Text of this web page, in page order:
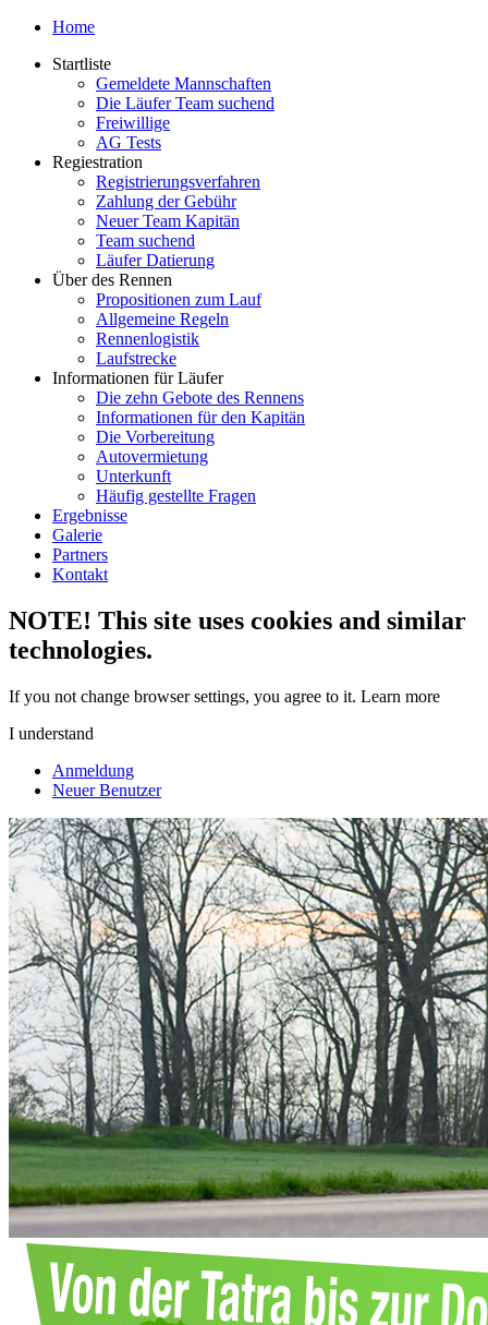
Home
Startliste
Gemeldete Mannschaften
Die Läufer Team suchend
Freiwillige
AG Tests
Regiestration
Registrierungsverfahren
Zahlung der Gebühr
Neuer Team Kapitän
Team suchend
Läufer Datierung
Über des Rennen
Propositionen zum Lauf
Allgemeine Regeln
Rennenlogistik
Laufstrecke
Informationen für Läufer
Die zehn Gebote des Rennens
Informationen für den Kapitän
Die Vorbereitung
Autovermietung
Unterkunft
Häufig gestellte Fragen
Ergebnisse
Galerie
Partners
Kontakt
NOTE! This site uses cookies and similar
technologies.
If you not change browser settings, you agree to it. Learn more
I understand
Anmeldung
Neuer Benutzer